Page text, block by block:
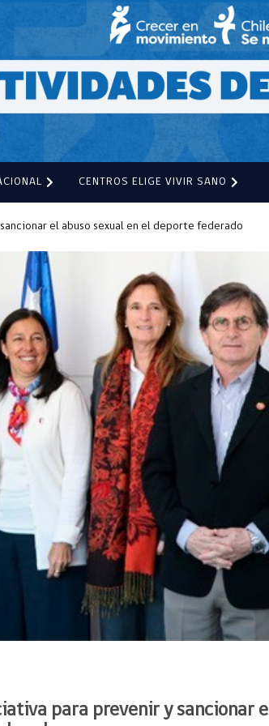
CENTROS ELIGE VIVIR SANO
el abuso sexual en el deporte federado
para prevenir y sancionar